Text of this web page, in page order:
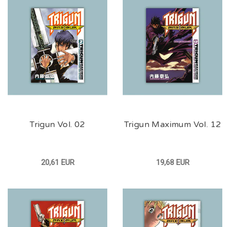
Trigun Vol. 02
20,61 EUR
Trigun Maximum Vol. 12
19,68 EUR